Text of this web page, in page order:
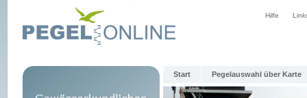
Hilfe
Start Pegelauswahl über Karte